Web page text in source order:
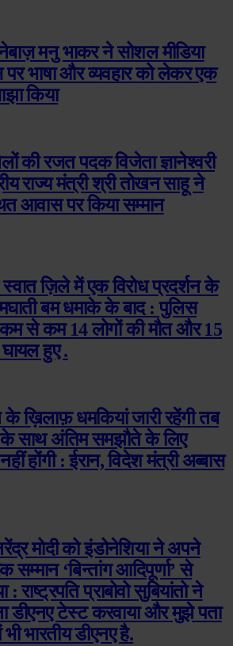
मनु भाकर ने सोशल मीडिया
पर भाषा और व्यवहार को लेकर एक
किया
की रजत पदक विजेता ज्ञानेश्वरी
राज्य मंत्री श्री तोखन साहू ने
आवास पर किया सम्मान
ज़िले में एक विरोध प्रदर्शन के
बम धमाके के बाद : पुलिस
से कम 14 लोगों की मौत और 15
हुए .
ख़िलाफ़ धमकियां जारी रहेंगी तब
साथ अंतिम समझौते के लिए
होंगी : ईरान, विदेश मंत्री अब्बास
मोदी को इंडोनेशिया ने अपने
सम्मान ‘बिन्तांग आदिपूर्णा’ से
: राष्ट्रपति प्राबोवो सुबियांतो ने
डीएनए टेस्ट करवाया और मुझे पता
भारतीय डीएनए है.